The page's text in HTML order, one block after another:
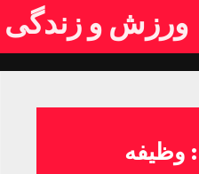
ورزش و زندگی